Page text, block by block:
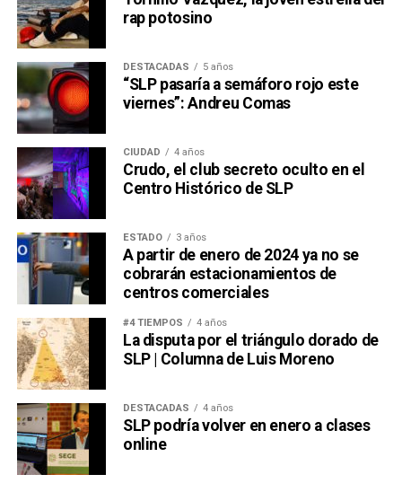
rap potosino
DESTACADAS 5 años
“SLP pasaría a semáforo rojo este
viernes”: Andreu Comas
CIUDAD 4 años
Crudo, el club secreto oculto en el
Centro Histórico de SLP
ESTADO 3 años
A partir de enero de 2024 ya no se
cobrarán estacionamientos de
centros comerciales
#4 TIEMPOS 4 años
La disputa por el triángulo dorado de
SLP | Columna de Luis Moreno
DESTACADAS 4 años
SLP podría volver en enero a clases
online